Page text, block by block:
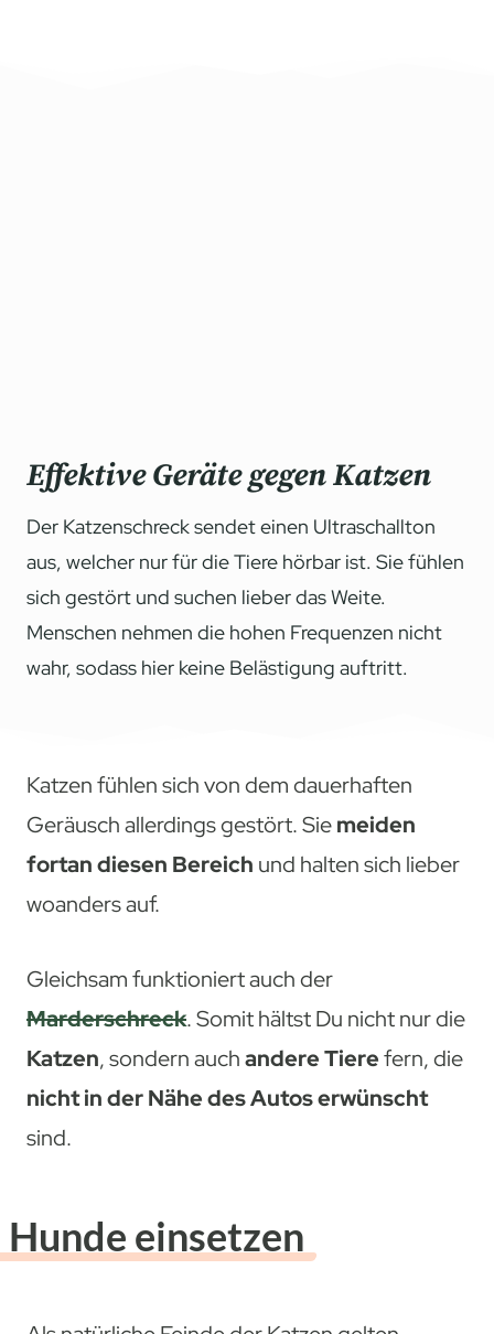
Effektive Geräte gegen Katzen
Der Katzenschreck sendet einen Ultraschallton
aus, welcher nur für die Tiere hörbar ist. Sie fühlen
sich gestört und suchen lieber das Weite.
Menschen nehmen die hohen Frequenzen nicht
wahr, sodass hier keine Belästigung auftritt.
Katzen fühlen sich von dem dauerhaften
Geräusch allerdings gestört. Siemeiden
fortan diesen Bereich und halten sich lieber
woanders auf.
Gleichsam funktioniert auch der
Marderschreck. Somit hältst Du nicht nur die
Katzen, sondern auchandere Tierefern, die
nicht in der Nähe des Autos erwünscht
sind.
Hunde einsetzen